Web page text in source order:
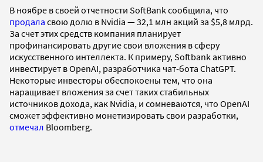
В ноябре в своей отчетности SoftBank сообщила, что
продала свою долю в Nvidia — 32,1 млн акций за $5,8 млрд.
За счет этих средств компания планирует
профинансировать другие свои вложения в сферу
искусственного интеллекта. К примеру, Softbank активно
инвестирует в OpenAI, разработчика чат-бота ChatGPT.
Некоторые инвесторы обеспокоены тем, что она
наращивает вложения за счет таких стабильных
источников дохода, как Nvidia, и сомневаются, что OpenAI
сможет эффективно монетизировать свои разработки,
отмечал Bloomberg.